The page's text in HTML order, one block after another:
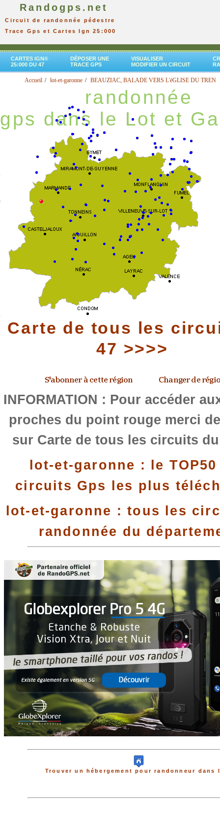
Randogps.net
Circuit de randonnée pédestre
Trace Gps et Cartes Ign 25:000
CARTES IGN®
25:000 DU 47
DÉPOSER UNE
TRACE GPS
VISUALISER
MODIFIER UN CIRCUIT
Accueil lot-et-garonne BEAUZIAC, BALADE VERS L'éGLISE DU TREN
randonnée
gps dans le Lot et
Carte de tous les
47 >>>>
INFORMATION : Pour accéder
proches du point rouge merci
sur Carte de tous les circuits du
lot-et-garonne : le
circuits Gps les plus
lot-et-garonne : tous les
randonnée du
Trouver un hébergement pour randonneur dans